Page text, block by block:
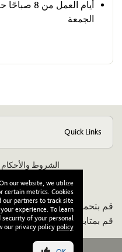
الجمعة
Quick Links
الشروط والأحكام
قم بتحميل تطبيقنا:
قم بمتابعتنا:
our website, we utilize
certain metrics. Cookies
our partners to track site
experience. To learn
of your personal
our privacy policy policy